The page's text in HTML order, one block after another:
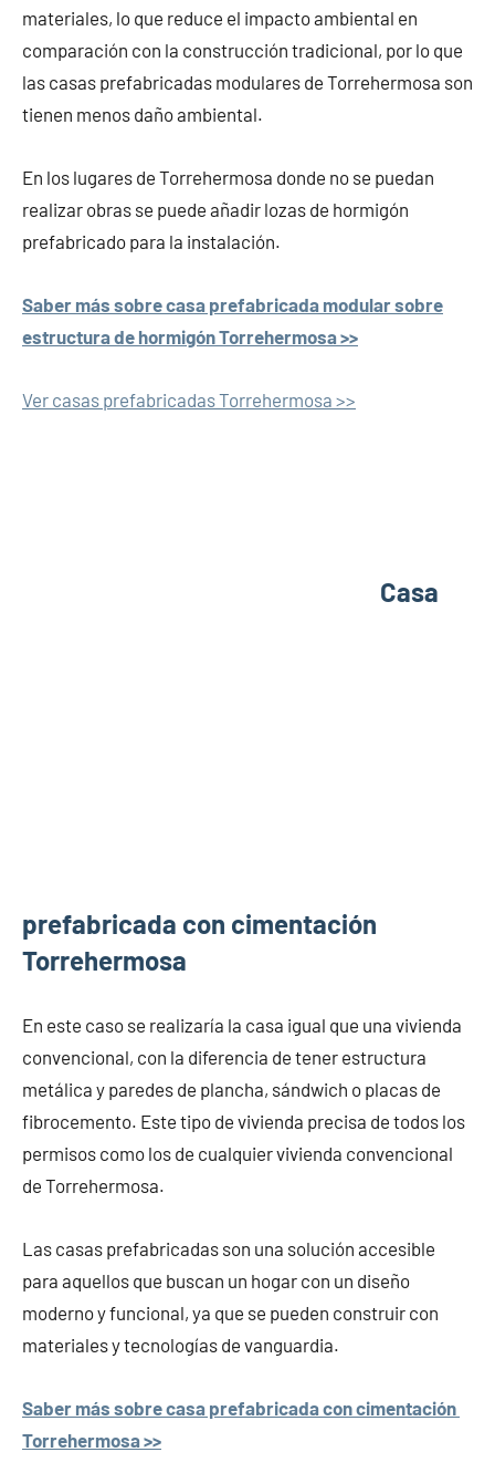
materiales, lo que reduce el impacto ambiental en
comparación con la construcción tradicional, por lo que
las casas prefabricadas modulares de Torrehermosa son
tienen menos daño ambiental.
En los lugares de Torrehermosa donde no se puedan
realizar obras se puede añadir lozas de hormigón
prefabricado para la instalación.
Saber más sobre casa prefabricada modular sobre
estructura de hormigón Torrehermosa >>
Ver casas prefabricadas Torrehermosa >>
Casa
prefabricada con cimentación
Torrehermosa
En este caso se realizaría la casa igual que una vivienda
convencional, con la diferencia de tener estructura
metálica y paredes de plancha, sándwich o placas de
fibrocemento. Este tipo de vivienda precisa de todos los
permisos como los de cualquier vivienda convencional
de Torrehermosa.
Las casas prefabricadas son una solución accesible
para aquellos que buscan un hogar con un diseño
moderno y funcional, ya que se pueden construir con
materiales y tecnologías de vanguardia.
Saber más sobre casa prefabricada con cimentación
Torrehermosa >>